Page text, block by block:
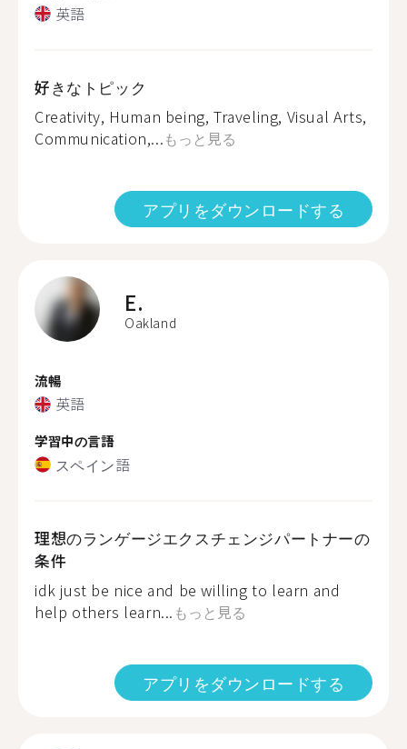
英語
好きなトピック
Creativity, Human being, Traveling, Visual Arts,
Communication,...もっと見る
アプリをダウンロードする
E.
Oakland
流暢
英語
学習中の言語
スペイン語
理想のランゲージエクスチェンジパートナーの
条件
idk just be nice and be willing to learn and
help others learn... もっと見る
アプリをダウンロードする